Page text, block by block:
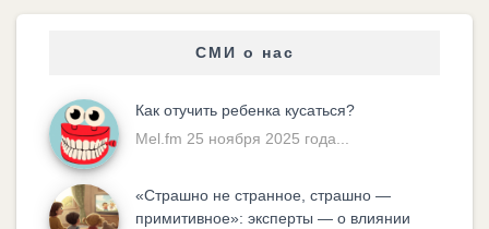
СМИ о нас
Как отучить ребенка кусаться?
Mel.fm 25 ноября 2025 года...
«Cтрашно не странное, страшно —
примитивное»: эксперты — о влиянии